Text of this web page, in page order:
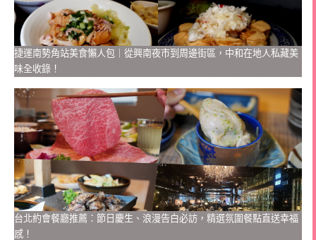
捷運南勢角站美食懶人包｜從興南夜市到周邊街區，中和在地人私藏美
味全收錄！
台北約會餐廳推薦：節日慶生、浪漫告白必訪，精選氛圍餐點直送幸福
感！